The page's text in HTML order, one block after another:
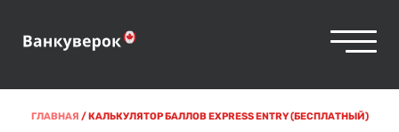
ГЛАВНАЯ /КАЛЬКУЛЯТОР БАЛЛОВ EXPRESS ENTRY (БЕСПЛАТНЫЙ)